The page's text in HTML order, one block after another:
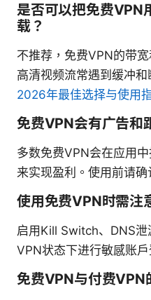
是否可以把免费VPN
载？
不推荐，免费VPN的带
高清视频流常遇到缓冲和
2026年最佳选择与使用
免费VPN会有广告和
多数免费VPN会在应用
来实现盈利。使用前请确
使用免费VPN时需注
启用Kill Switch、DNS泄
VPN状态下进行敏感账户
免费VPN与付费VPN